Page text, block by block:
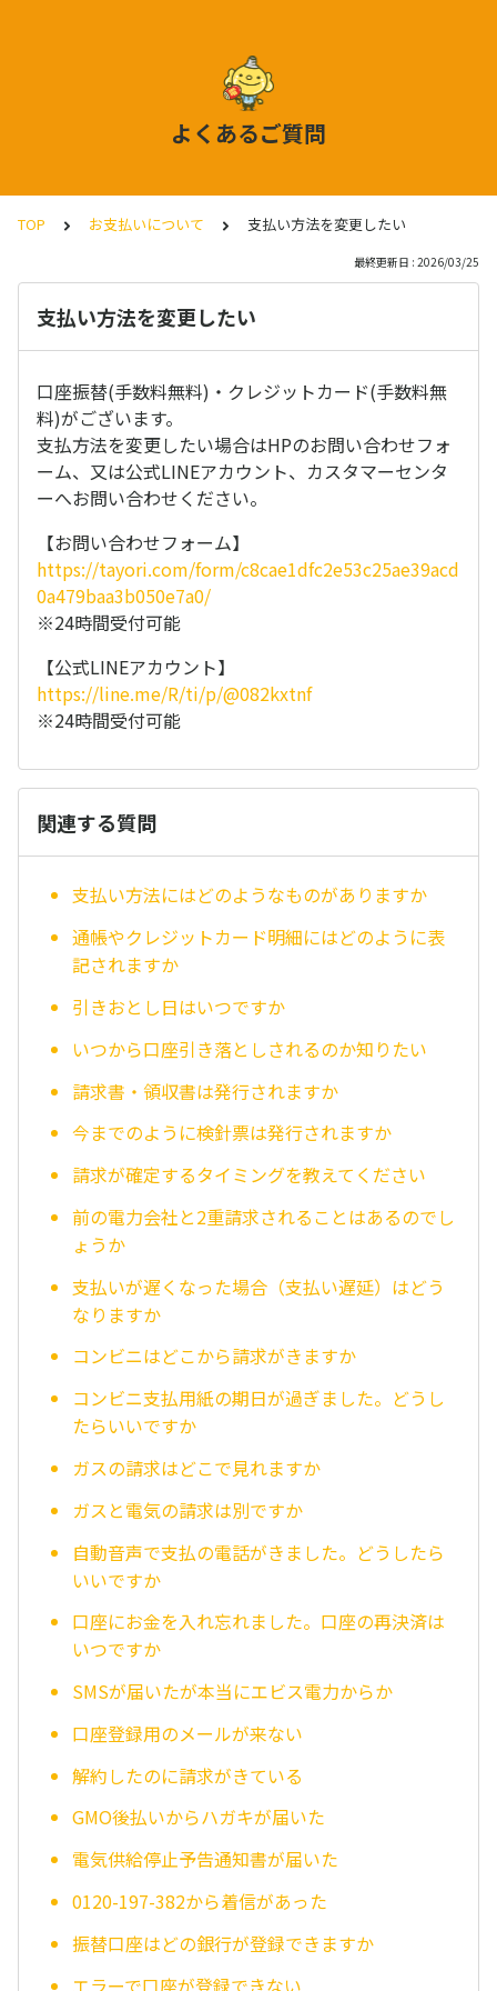
よくあるご質問
TOP お支払いについて 支払い方法を変更したい
最終更新日 : 2026/03/25
支払い方法を変更したい
口座振替(手数料無料)・クレジットカード(手数料無
料)がございます。
支払方法を変更したい場合はHPのお問い合わせフォ
ーム、又は公式LINEアカウント、カスタマーセンタ
ーへお問い合わせください。
【お問い合わせフォーム】
https://tayori.com/form/c8cae1dfc2e53c25ae39acd
0a479baa3b050e7a0/
※24時間受付可能
【公式LINEアカウント】
https://line.me/R/ti/p/@082kxtnf
※24時間受付可能
関連する質問
支払い方法にはどのようなものがありますか
通帳やクレジットカード明細にはどのように表
記されますか
引きおとし日はいつですか
いつから口座引き落としされるのか知りたい
請求書・領収書は発行されますか
今までのように検針票は発行されますか
請求が確定するタイミングを教えてください
前の電力会社と2重請求されることはあるのでし
ょうか
支払いが遅くなった場合（支払い遅延）はどう
なりますか
コンビニはどこから請求がきますか
コンビニ支払用紙の期日が過ぎました。どうし
たらいいですか
ガスの請求はどこで見れますか
ガスと電気の請求は別ですか
自動音声で支払の電話がきました。どうしたら
いいですか
口座にお金を入れ忘れました。口座の再決済は
いつですか
SMSが届いたが本当にエビス電力からか
口座登録用のメールが来ない
解約したのに請求がきている
GMO後払いからハガキが届いた
電気供給停止予告通知書が届いた
0120-197-382から着信があった
振替口座はどの銀行が登録できますか
エラーで口座が登録できない